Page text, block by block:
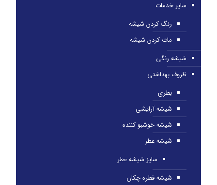
سایر خدمات
رنگ کردن شیشه
مات کردن شیشه
شیشه رنگی
ظروف بهداشتی
بطری
شیشه آرایشی
شیشه خوشبو کننده
شیشه عطر
سایز شیشه عطر
شیشه قطره چکان